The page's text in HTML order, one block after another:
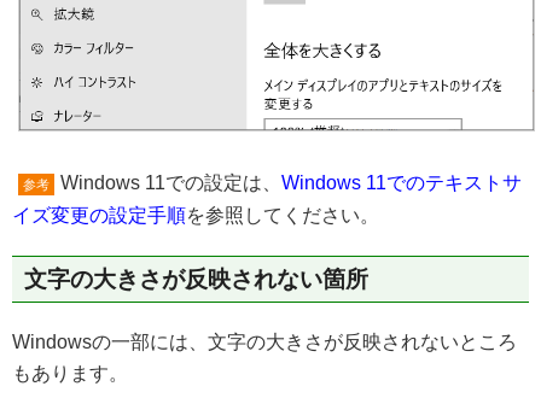
参考 Windows 11での設定は、 Windows 11でのテキストサ
イズ変更の設定手順を参照してください。
文字の大きさが反映されない箇所
Windowsの一部には、文字の大きさが反映されないところ
もあります。